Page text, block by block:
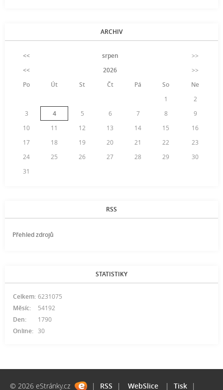
ARCHIV
<< srpen
>>
<<
2026
>>
Po
Út St Čt Pá So
Ne
1
2
3
4 5 6 7 8
9
10
11 12 13 14 15
16
17
18 19 20 21 22
23
24
25 26 27 28 29
30
31
RSS
Přehled zdrojů
STATISTIKY
Online: 30
Celkem: 6231075
Měsíc:
54192
Den:
1790
© 2026 eStránky.cz | RSS | WebSlice | Tisk |